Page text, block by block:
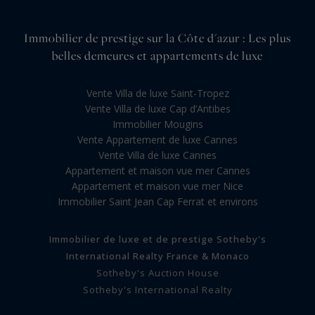
Immobilier de prestige sur la Côte d'azur : Les plus
belles demeures et appartements de luxe
Vente Villa de luxe Saint-Tropez
Vente Villa de luxe Cap d’Antibes
Immobilier Mougins
Vente Appartement de luxe Cannes
Vente Villa de luxe Cannes
Appartement et maison vue mer Cannes
Appartement et maison vue mer Nice
Immobilier Saint Jean Cap Ferrat et environs
Immobilier de luxe et de prestige Sotheby's
International Realty France & Monaco
Sotheby's Auction House
Sotheby's International Realty